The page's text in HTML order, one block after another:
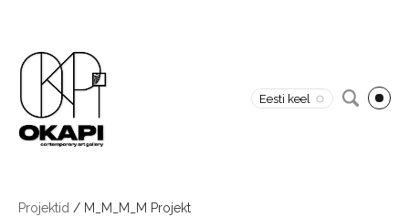
Eesti keel
Projektid / M_M_M_M Projekt